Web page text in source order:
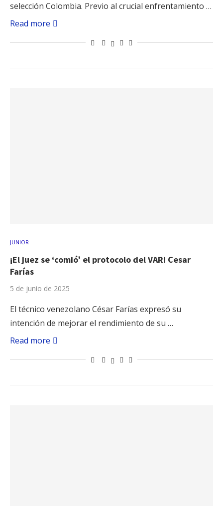
selección Colombia. Previo al crucial enfrentamiento …
Read more
JUNIOR
¡El juez se ‘comió’ el protocolo del VAR! Cesar
Farías
5 de junio de 2025
El técnico venezolano César Farías expresó su
intención de mejorar el rendimiento de su …
Read more